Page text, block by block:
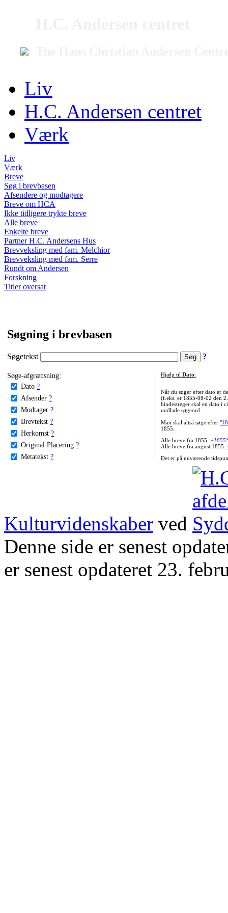
Liv
H.C. Andersen centret
Værk
Liv
Værk
Breve
Søg i brevbasen
Afsendere og modtagere
Breve om HCA
Ikke tidligere trykte breve
Alle breve
Enkelte breve
Partner H.C. Andersens Hus
Brevveksling med fam. Melchior
Brevveksling med fam. Serre
Rundt om Andersen
Forskning
Titler oversat
Søgning i brevbasen
Søgetekst ?
Søge-afgrænsning:
Dato ?
Afsender ?
Modtager ?
Brevtekst ?
Herkomst ?
Original Placering ?
Metatekst ?
Hjælp til Dato:
Når du søger efter dato er
(f.eks. er 1855-08-02 den
bindestreger skal en dato i
undlade søgeord.
Man skal altså søge efter
1855.
Alle breve fra 1855:
Alle breve fra august 1855:
Det er på nuværende
Kulturvidenskaber ved
Denne side er senest
er senest opdateret 23.